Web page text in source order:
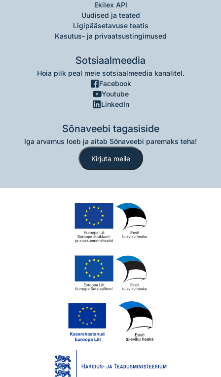
Ekilex API
Uudised ja teated
Ligipääsetavuse teatis
Kasutus- ja privaatsustingimused
Sotsiaalmeedia
Hoia pilk peal meie sotsiaalmeedia kanalitel.
Facebook
Youtube
LinkedIn
Sõnaveebi tagasiside
Iga arvamus loeb ja aitab Sõnaveebi paremaks teha!
Kirjuta meile